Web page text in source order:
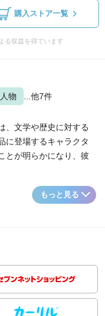
購入ストア一覧
る収益を得ています
物 ...他7件
、文学や歴史に対する
に登場するキャラクタ
とが明らかになり、彼
もっと見る